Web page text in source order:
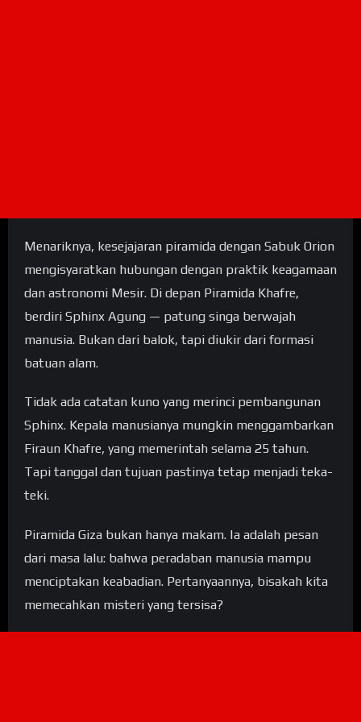
Menariknya, kesejajaran piramida dengan Sabuk Orion
mengisyaratkan hubungan dengan praktik keagamaan
dan astronomi Mesir. Di depan Piramida Khafre,
berdiri Sphinx Agung — patung singa berwajah
manusia. Bukan dari balok, tapi diukir dari formasi
batuan alam.
Tidak ada catatan kuno yang merinci pembangunan
Sphinx. Kepala manusianya mungkin menggambarkan
Firaun Khafre, yang memerintah selama 25 tahun.
Tapi tanggal dan tujuan pastinya tetap menjadi teka-
teki.
Piramida Giza bukan hanya makam. Ia adalah pesan
dari masa lalu: bahwa peradaban manusia mampu
menciptakan keabadian. Pertanyaannya, bisakah kita
memecahkan misteri yang tersisa?